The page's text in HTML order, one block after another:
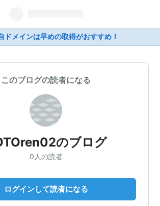
ドメインは早めの取得がおすすめ！
このブログの読者になる
のブログ
0人の読者
ログインして読者になる